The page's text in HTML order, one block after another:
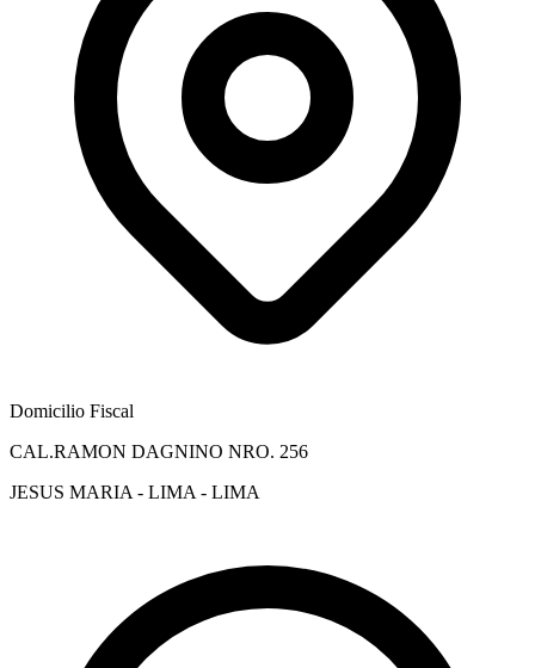
Domicilio Fiscal
CAL.RAMON DAGNINO NRO. 256
JESUS MARIA - LIMA - LIMA